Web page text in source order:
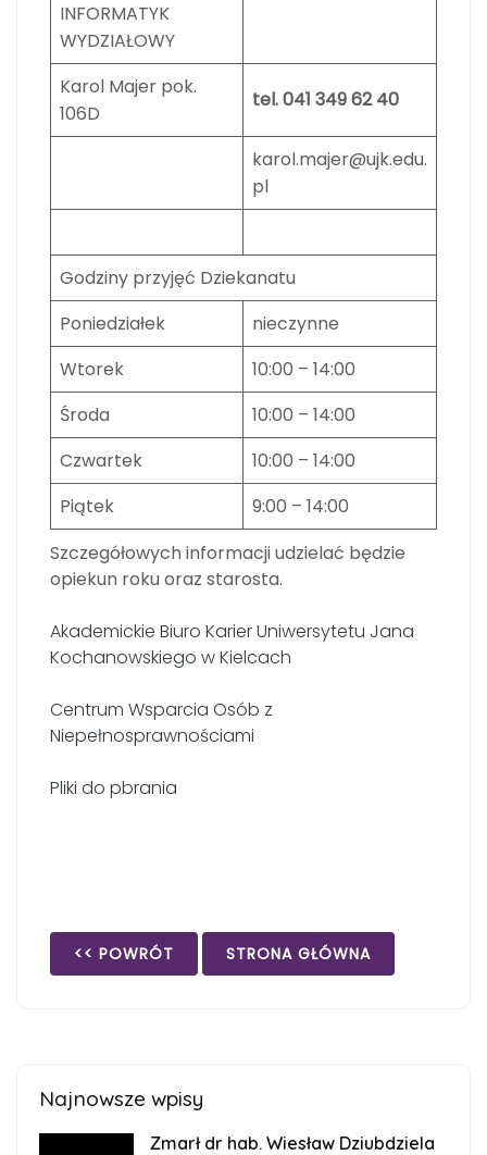
INFORMATYK
WYDZIAŁOWY
Karol Majer pok.
106D
tel. 041 349 62 40
karol.majer@ujk.edu.
pl
Godziny przyjęć Dziekanatu
Poniedziałek
nieczynne
Wtorek
10:00 – 14:00
Środa
10:00 – 14:00
Czwartek
10:00 – 14:00
Piątek
9:00 – 14:00
Szczegółowych informacji udzielać będzie
opiekun roku oraz starosta.
Akademickie Biuro Karier Uniwersytetu Jana
Kochanowskiego w Kielcach
Centrum Wsparcia Osób z
Niepełnosprawnościami
Pliki do pbrania
<< POWRÓT STRONA GŁÓWNA
Najnowsze wpisy
Zmarł dr hab. Wiesław Dziubdziela